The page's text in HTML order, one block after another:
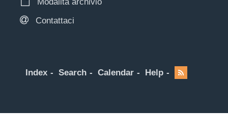
Modalità archivio
Contattaci
Index Search Calendar Help